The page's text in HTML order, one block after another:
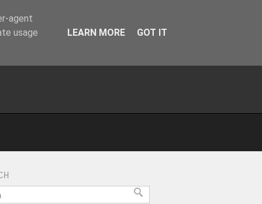
agent
usage
LEARN MORE GOT IT